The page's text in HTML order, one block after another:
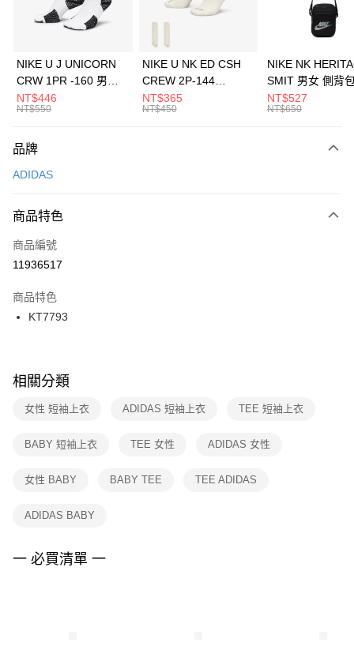
華南商業銀行
彰化商業銀行
上海商業儲蓄銀行
元大商業銀行
台灣樂天信用卡公司
Apple Pay
全盈+PAY
AFTEE先享後付
【關於「AFTEE先享後付」】
便利好安心！
３．安心：先確認商品／服務後，再付款。
【「AFTEE先享後付」結帳流程】
１．於結帳方式選擇「AFTEE先享後付」後，將跳轉至「AFTEE先享後付」
２．訂單成立數日內，您將收到繳費通知簡訊。
３．收到繳費通知簡訊後14天內，點擊此簡訊中的連結，可透過四大超商／
ATM／網路銀行／等多元方式進行付款，方視為交易完成。
※ 交易是否成功請以「AFTEE先享後付 」之結帳頁面顯示為準，若有關於
是否繳費成功／繳費後需取消欲退款等相關疑問，請聯繫「AFTEE先享後付
客戶支援中心」https://netprotections.freshdesk.com/support/home
１．透過由恩沛科技股份有限公司提供之「AFTEE先享後付」服務完成之交
權轉讓予恩沛科技股份有限公司。
３．未成年的使用者請事先徵得法定代理人或監護人之同意方可使用
４．使用「AFTEE先享後付」時，將依據個別帳號之用戶狀況，依本公司即
運送方式
每筆NT$100，滿NT$1,500(含以上)免運費
宅配
每筆NT$100，滿NT$1,500(含以上)免運費
付款後門市自取
每筆NT$100，滿NT$1,500(含以上)免運費
NIKE U J UNICORN
CRW 1PR -160 男女
中統襪 FZ3393100
NT$446
NT$550
NIKE U NK ED CSH
CREW 2P-144
EMBRDY 男女 短統襪
FZ3073133
NT$365
NT$450
NIKE NK
SMIT 男女 側背
BA5871010
NT$527
NT$650
品牌
ADIDAS
商品特色
商品編號
11936517
商品特色
KT7793
相關分類
女性 短袖上衣 ADIDAS 短袖上衣 TEE 短袖上衣
BABY 短袖上衣 TEE 女性 ADIDAS 女性
女性 BABY BABY TEE TEE ADIDAS
ADIDAS BABY
一 必買清單 一